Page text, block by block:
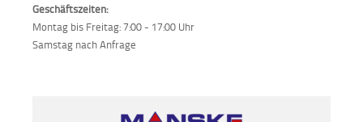
Geschäftszeiten:
Montag bis Freitag: 7:00 - 17:00 Uhr
Samstag nach Anfrage